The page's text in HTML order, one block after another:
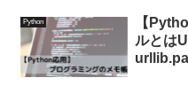
Python
【
ルとは